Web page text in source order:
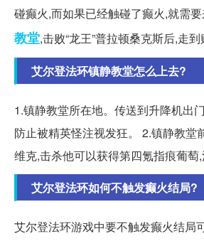
碰癫火,而如果已经触碰了癫火,就需
教堂,击败“龙王”普拉顿桑克斯后,走到
艾尔登法环镇静教堂怎么上去?
1.镇静教堂所在地。传送到升降机出
防止被精英怪注视发狂。 2.镇静教堂
维克,击杀他可以获得第四氪指痕葡萄,
艾尔登法环如何不触发癫火结局?
艾尔登法环游戏中要不触发癫火结局